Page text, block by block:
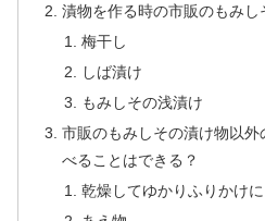
漬物を作る時の市販のもみし
梅干し
しば漬け
もみしその浅漬け
市販のもみしその漬け物以
べることはできる？
乾燥してゆかりふりかけに